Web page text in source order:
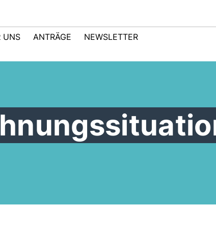
UNS ANTRÄGE NEWSLETTER